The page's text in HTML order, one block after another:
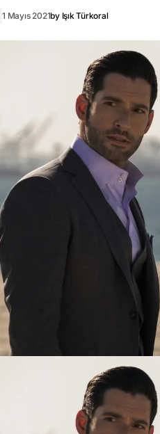
1 Mayıs 2021by Işık Türkoral